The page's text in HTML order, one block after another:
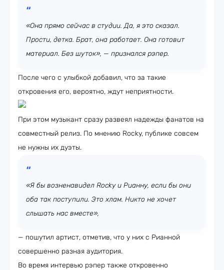
«Она прямо сейчас в студии. Да, я это сказал.
Прости, детка. Брат, она работает. Она готовит
материал. Без шуток», — признался рэпер.
После чего с улыбкой добавил, что за такие
откровения его, вероятно, ждут неприятности.
При этом музыкант сразу развеял надежды фанатов на
совместный релиз. По мнению Rocky, публике совсем
не нужны их дуэты.
«Я бы возненавидел Rocky и Рианну, если бы они
оба так поступили. Это хлам. Никто не хочет
слышать нас вместе»,
— пошутил артист, отметив, что у них с Рианной
совершенно разная аудитория.
Во время интервью рэпер также откровенно